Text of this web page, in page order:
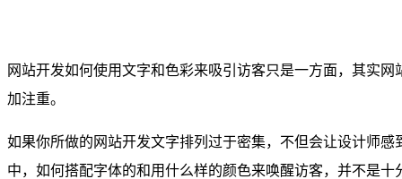
网站开发如何使用文字和色彩来吸引访客只是一方面，其实
加注重。
如果你所做的网站开发文字排列过于密集，不但会让设计师
中，如何搭配字体的和用什么样的颜色来唤醒访客，并不是